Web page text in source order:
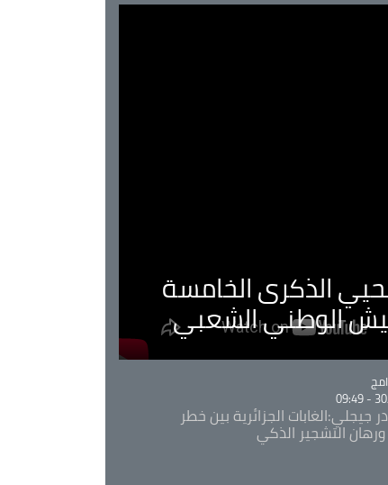
تحيي الذكرى الخامسة
الوطني الشعبي
جيجلي:الغابات الجزائرية بين خطر
ورهان التشجير الذكي